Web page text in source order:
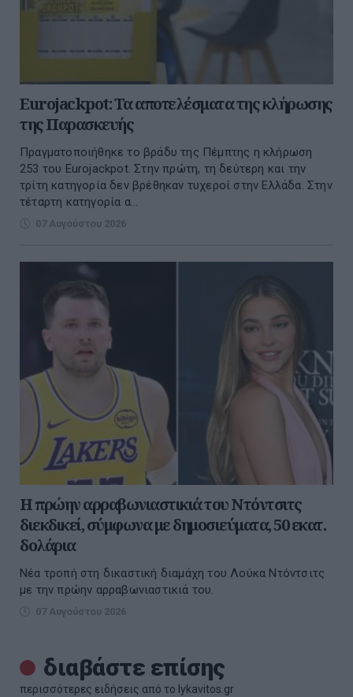
Eurojackpot: Τα αποτελέσματα της κλήρωσης
της Παρασκευής
Πραγματοποιήθηκε το βράδυ της Πέμπτης η κλήρωση
253 του Eurojackpot. Στην πρώτη, τη δεύτερη και την
τρίτη κατηγορία δεν βρέθηκαν τυχεροί στην Ελλάδα. Στην
τέταρτη κατηγορία α...
07 Αυγούστου 2026
Η πρώην αρραβωνιαστικιά του Ντόντσιτς
διεκδικεί, σύμφωνα με δημοσιεύματα, 50 εκατ.
δολάρια
Νέα τροπή στη δικαστική διαμάχη του Λούκα Ντόντσιτς
με την πρώην αρραβωνιαστικιά του.
07 Αυγούστου 2026
διαβάστε επίσης
περισσότερες ειδήσεις από το lykavitos.gr